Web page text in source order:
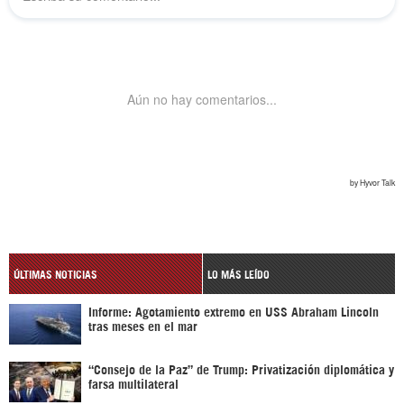
ÚLTIMAS NOTICIAS LO MÁS LEÍDO
Informe: Agotamiento extremo en USS Abraham Lincoln
tras meses en el mar
“Consejo de la Paz” de Trump: Privatización diplomática y
farsa multilateral